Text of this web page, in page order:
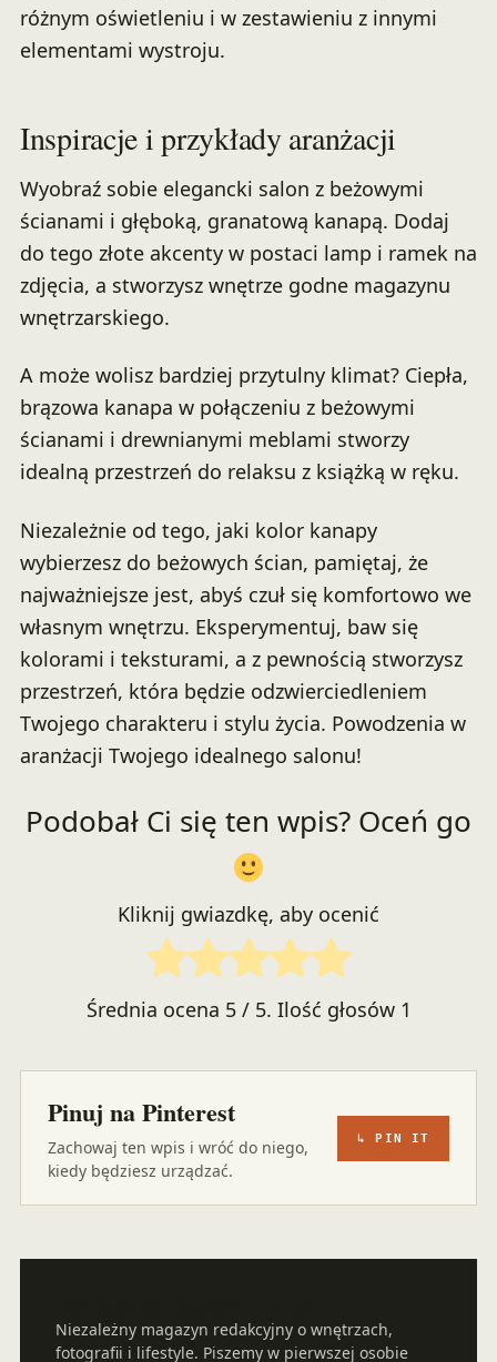
różnym oświetleniu i w zestawieniu z innymi
elementami wystroju.
Inspiracje i przykłady aranżacji
Wyobraź sobie elegancki salon z beżowymi
ścianami i głęboką, granatową kanapą. Dodaj
do tego złote akcenty w postaci lamp i ramek na
zdjęcia, a stworzysz wnętrze godne magazynu
wnętrzarskiego.
A może wolisz bardziej przytulny klimat? Ciepła,
brązowa kanapa w połączeniu z beżowymi
ścianami i drewnianymi meblami stworzy
idealną przestrzeń do relaksu z książką w ręku.
Niezależnie od tego, jaki kolor kanapy
wybierzesz do beżowych ścian, pamiętaj, że
najważniejsze jest, abyś czuł się komfortowo we
własnym wnętrzu. Eksperymentuj, baw się
kolorami i teksturami, a z pewnością stworzysz
przestrzeń, która będzie odzwierciedleniem
Twojego charakteru i stylu życia. Powodzenia w
aranżacji Twojego idealnego salonu!
Podobał Ci się ten wpis? Oceń go
Kliknij gwiazdkę, aby ocenić
Średnia ocena 5/ 5. Ilość głosów 1
Pinuj na Pinterest
Zachowaj ten wpis i wróć do niego,
kiedy będziesz urządzać.
↳ PIN IT
Niezależny magazyn redakcyjny o wnętrzach,
fotografii i lifestyle. Piszemy w pierwszej osobie